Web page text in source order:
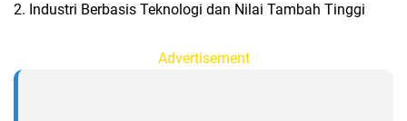
2. Industri Berbasis Teknologi dan Nilai Tambah Tinggi
Advertisement